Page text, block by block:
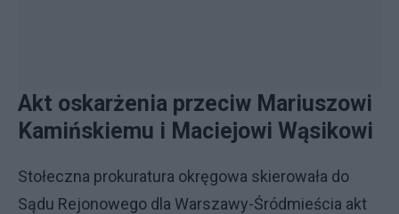
Akt oskarżenia przeciw Mariuszowi
Kamińskiemu i Maciejowi Wąsikowi
Stołeczna prokuratura okręgowa skierowała do
Sądu Rejonowego dla Warszawy-Śródmieścia akt